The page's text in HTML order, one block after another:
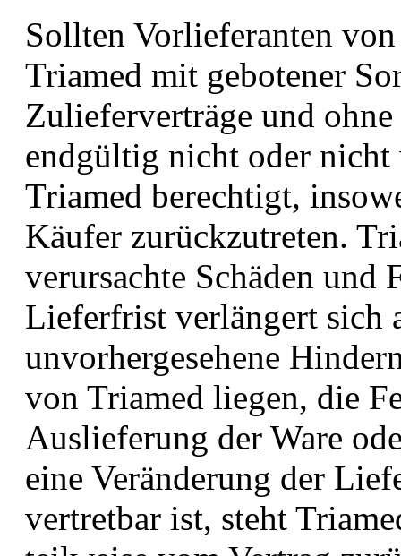
Sollten Vorlieferanten
Triamed mit gebotener
Zulieferverträge und
endgültig nicht oder
Triamed berechtigt,
Käufer zurückzutreten.
verursachte Schäden und
Lieferfrist verlängert sich
unvorhergesehene
von Triamed liegen, die
Auslieferung der Ware
eine Veränderung der
vertretbar ist, steht